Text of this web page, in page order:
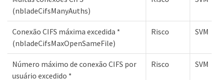
(nbladeCifsManyAuths)
Conexão CIFS máxima excedida *
(nbladeCifsMaxOpenSameFile)
Risco SVM
Número máximo de conexão CIFS por
usuário excedido *
Risco SVM